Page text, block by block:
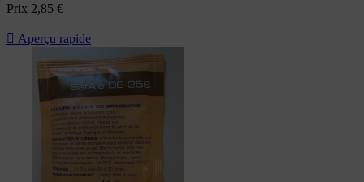
Prix 2,85 €
 Aperçu rapide